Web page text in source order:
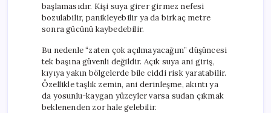
başlamasıdır. Kişi suya girer girmez nefesi
bozulabilir, panikleyebilir ya da birkaç metre
sonra gücünü kaybedebilir.
Bu nedenle “zaten çok açılmayacağım” düşüncesi
tek başına güvenli değildir. Açık suya ani giriş,
kıyıya yakın bölgelerde bile ciddi risk yaratabilir.
Özellikle taşlık zemin, ani derinleşme, akıntı ya
da yosunlu-kaygan yüzeyler varsa sudan çıkmak
beklenenden zor hale gelebilir.